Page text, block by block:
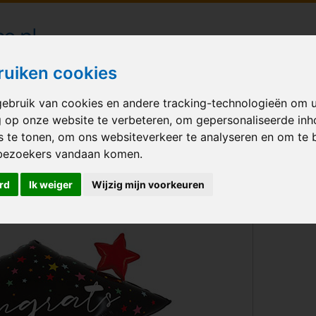
cookies
van cookies en andere tracking-technologieën om
op onze website te verbeteren, om gepersonaliseerde
te tonen, om ons websiteverkeer te analyseren en om te
vandaan komen.
Ik weiger Wijzig mijn voorkeuren
bezorgd in heel Nederland
Shape
BALLONNEN GELEGENHEID VERHUUR BEDRUKKEN